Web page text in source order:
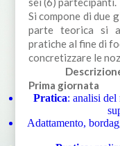
Si compone di due
parte teorica si
pratiche al fine di
concretizzare le
Prima giornata
Pratica: analisi del
Adattamento,